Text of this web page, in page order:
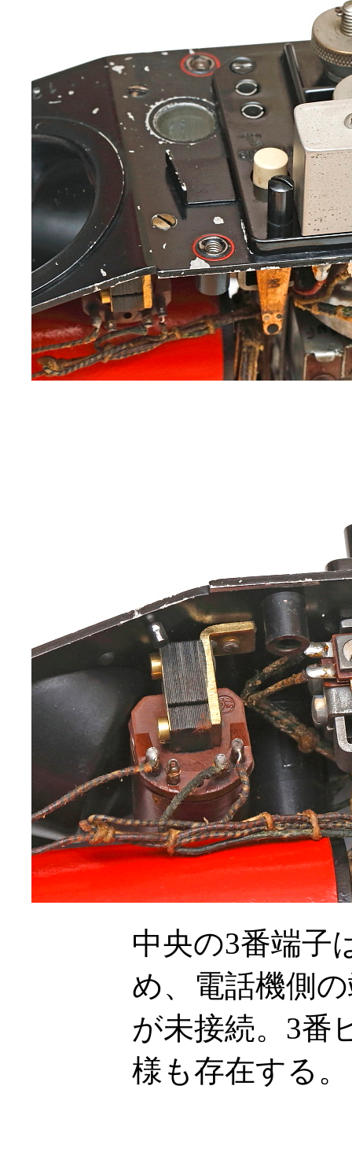
中央の3番端子
め、電話機側
が未接続。3番
様も存在する。